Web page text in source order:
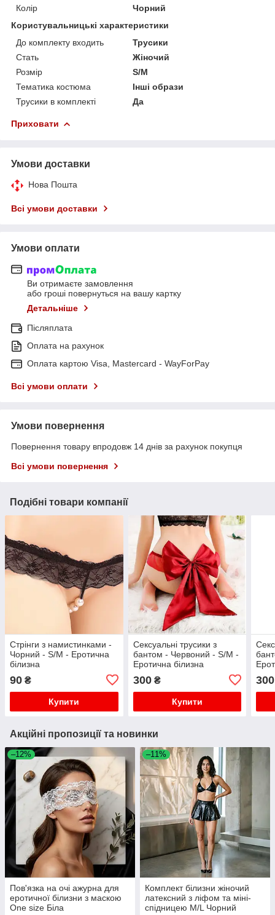
Колір
Чорний
Користувальницькі характеристики
До комплекту входить
Трусики
Стать
Жіночий
Розмір
S/M
Тематика костюма
Інші образи
Трусики в комплекті
Да
Приховати
Умови доставки
Нова Пошта
Всі умови доставки
Умови оплати
Ви отримаєте замовлення
або гроші повернуться на вашу картку
Детальніше
Післяплата
Оплата на рахунок
Оплата картою Visa, Mastercard - WayForPay
Всі умови оплати
Умови повернення
Повернення товару впродовж 14 днів за рахунок покупця
Всі умови повернення
Подібні товари компанії
Стрінги з намистинками -
Чорний - S/M - Еротична
білизна
90 ₴
Купити
Сексуальні трусики з
бантом - Червоний - S/M -
Еротична білизна
300₴
Купити
300
Акційні пропозиції та новинки
–12%
Пов'язка на очі ажурна для
еротичної білизни з маскою
One size Біла
–11%
Комплект білизни жіночий
латексний з ліфом та міні-
спідницею M/L Чорний